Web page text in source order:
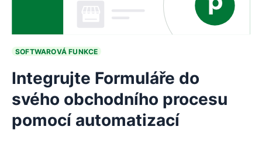
SOFTWAROVÁ FUNKCE
Integrujte Formuláře do
svého obchodního procesu
pomocí automatizací